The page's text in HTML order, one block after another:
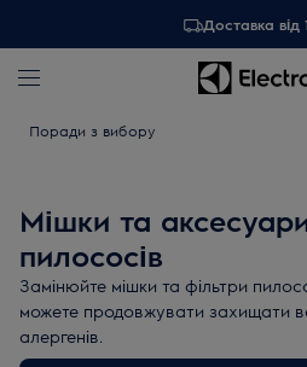
Доставка від
Поради з вибору
Мішки та
пилососів
Замінюйте мішки та фільтри
можете продовжувати захищати
алергенів.